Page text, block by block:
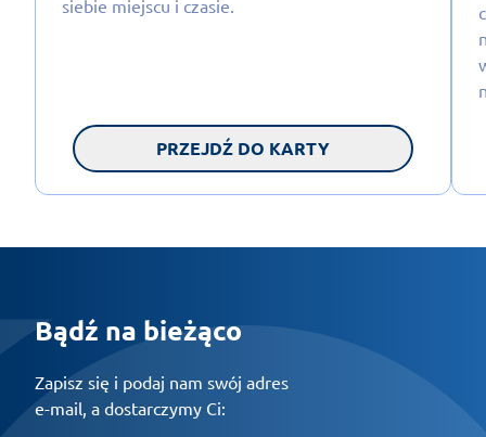
siebie miejscu i czasie.
PRZEJDŹ DO KARTY
Bądź na bieżąco
Zapisz się i podaj nam swój adres
e-mail, a dostarczymy Ci: